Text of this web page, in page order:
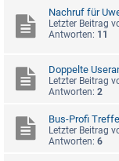
Nachruf für
Letzter Beitrag
Antworten: 11
Doppelte
Letzter Beitrag
Antworten: 2
Bus-Profi
Letzter Beitrag
Antworten: 6